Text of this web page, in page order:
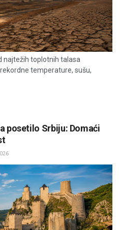
najtežih toplotnih talasa
temperature, sušu,
posetilo Srbiju: Domaći